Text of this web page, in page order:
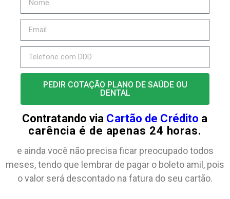
PEDIR COTAÇÃO PLANO DE SAÚDE OU
DENTAL
Contratando via Cartão de Crédito a
carência é de apenas 24 horas.
e ainda você não precisa ficar preocupado todos
meses, tendo que lembrar de pagar o boleto amil, pois
o valor será descontado na fatura do seu cartão.